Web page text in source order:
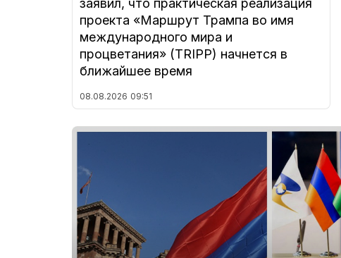
заявил, что практическая реализация
проекта «Маршрут Трампа во имя
международного мира и
процветания» (TRIPP) начнется в
ближайшее время
08.08.2026 09:51